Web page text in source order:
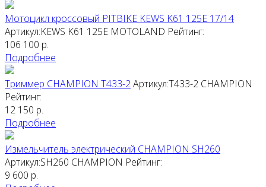
Мотоцикл кроссовый PITBIKE KEWS K61 125E 17/14
Артикул:KEWS K61 125E MOTOLAND Рейтинг:
106 100 р.
Подробнее
Триммер CHAMPION T433-2Артикул:T433-2 CHAMPION
Рейтинг:
12 150 р.
Подробнее
Измельчитель электрический CHAMPION SH260
Артикул:SH260 CHAMPION Рейтинг:
9 600 р.